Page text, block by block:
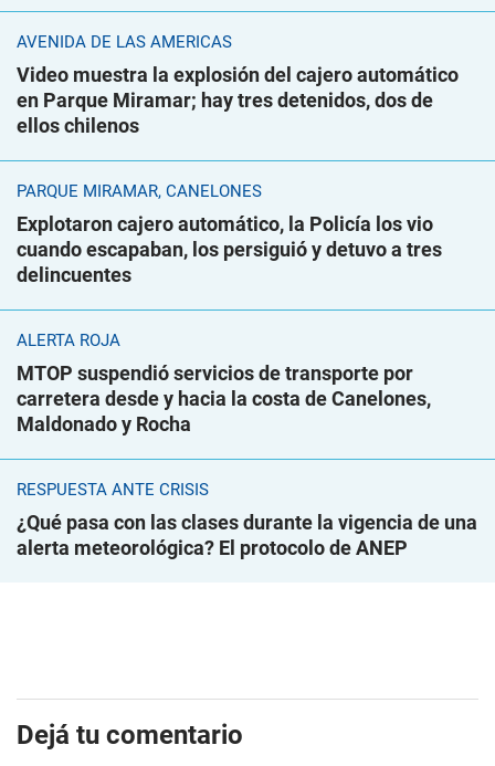
AVENIDA DE LAS AMÉRICAS
Video muestra la explosión del cajero automático
en Parque Miramar; hay tres detenidos, dos de
ellos chilenos
PARQUE MIRAMAR, CANELONES
Explotaron cajero automático, la Policía los vio
cuando escapaban, los persiguió y detuvo a tres
delincuentes
ALERTA ROJA
MTOP suspendió servicios de transporte por
carretera desde y hacia la costa de Canelones,
Maldonado y Rocha
RESPUESTA ANTE CRISIS
¿Qué pasa con las clases durante la vigencia de una
alerta meteorológica? El protocolo de ANEP
Dejá tu comentario